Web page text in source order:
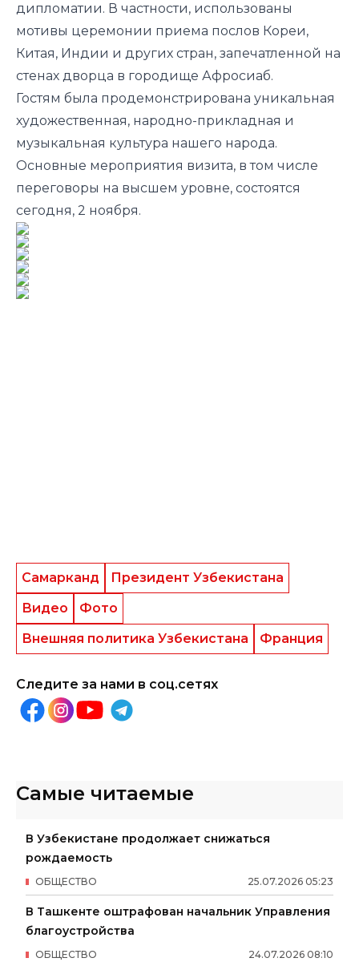
дипломатии. В частности, использованы
мотивы церемонии приема послов Кореи,
Китая, Индии и других стран, запечатленной на
стенах дворца в городище Афросиаб.
Гостям была продемонстрирована уникальная
художественная, народно-прикладная и
музыкальная культура нашего народа.
Основные мероприятия визита, в том числе
переговоры на высшем уровне, состоятся
сегодня, 2 ноября.
Самарканд
Президент Узбекистана
Видео
Фото
Внешняя политика Узбекистана
Франция
Следите за нами в соц.сетях
Самые читаемые
В Узбекистане продолжает снижаться
рождаемость
25.07.2026 05:23
ОБЩЕСТВО
В Ташкенте оштрафован начальник Управления
благоустройства
24.07.2026 08:10
ОБЩЕСТВО